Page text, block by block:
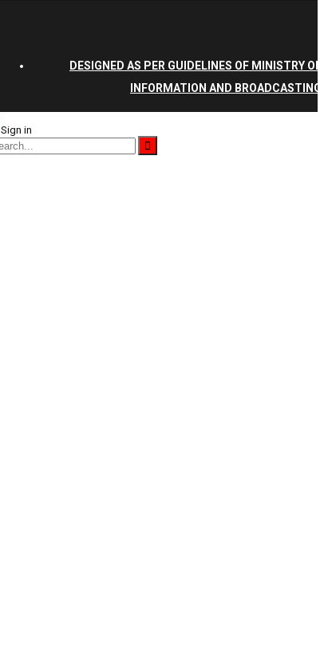
DESIGNED AS PER GUIDELINES OF MINISTRY OF
INFORMATION AND BROADCASTING
Sign in